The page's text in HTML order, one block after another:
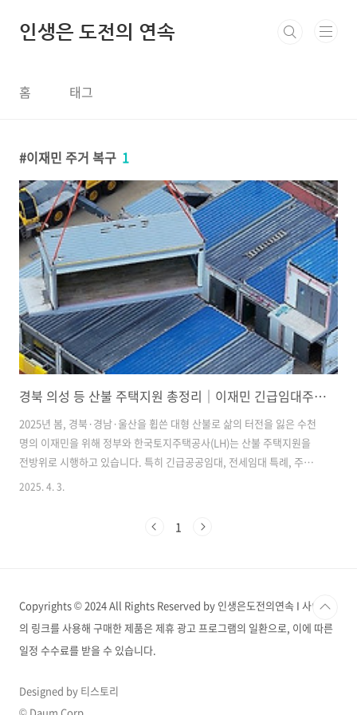
인생은 도전의 연속
홈 태그
이재민 주거 복구 1
경북 의성 등 산불 주택지원 총정리｜이재민 긴급임대주택 신청 방법부터 전세임대 특례, 모듈러
2025년 봄, 경북·경남·울산을 휩쓴 대형 산불로 삶의 터전을 잃은 수천
명의 이재민을 위해 정부와 한국토지주택공사(LH)는 산불 주택지원을
전방위로 시행하고 있습니다. 특히 긴급공공임대, 전세임대 특례, 주택
복구 융자에 이어, 최근에는 모듈러 주택(조립식 임시주택) 설치까지 본
재민, 집 걱정 덜 수 있을까? 긴급지원주택 제도2025년 산불 피해로 삶의
니다. ..
2025. 4. 3.
1
Copyrights © 2024 All Rights Reserved by 인생은도전의연속 I 사이트
의 링크를 사용해 구매한 제품은 제휴 광고 프로그램의 일환으로, 이에 따른
일정 수수료를 받을 수 있습니다.
Designed by 티스토리